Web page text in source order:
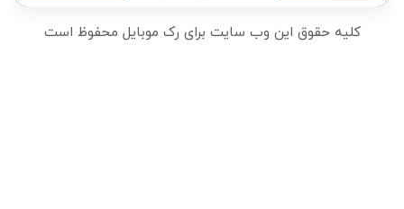
کلیه حقوق این وب سایت برای رک موبایل محفوظ است